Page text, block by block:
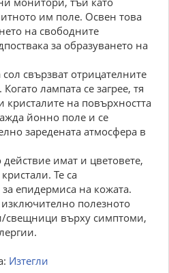
им поле. Освен това
на свободните
за образуването на
свързват отрицателните
лампата се загрее, тя
кристалите на повърхността
йонно поле и се
заредената атмосфера в
имат и цветовете,
Те са
епидермиса на кожата.
изключително полезното
свещници върху симптоми,
Изтегли